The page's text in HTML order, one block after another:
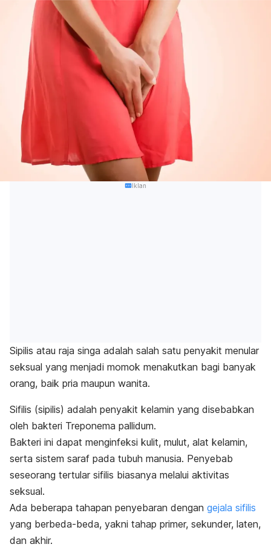
Iklan
Sipilis atau raja singa adalah salah satu penyakit menular
seksual yang menjadi momok menakutkan bagi banyak
orang, baik pria maupun wanita.
Sifilis (sipilis) adalah penyakit kelamin yang disebabkan
oleh bakteri Treponema pallidum.
Bakteri ini dapat menginfeksi kulit, mulut, alat kelamin,
serta sistem saraf pada tubuh manusia. Penyebab
seseorang tertular sifilis biasanya melalui aktivitas
seksual.
Ada beberapa tahapan penyebaran dengan gejala sifilis
yang berbeda-beda, yakni tahap primer, sekunder, laten,
dan akhir.